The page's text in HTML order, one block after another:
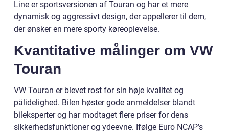
Line er sportsversionen af Touran og har et mere
dynamisk og aggressivt design, der appellerer til dem,
der ønsker en mere sporty køreoplevelse.
Kvantitative målinger om VW
Touran
VW Touran er blevet rost for sin høje kvalitet og
pålidelighed. Bilen høster gode anmeldelser blandt
bileksperter og har modtaget flere priser for dens
sikkerhedsfunktioner og ydeevne. Ifølge Euro NCAP’s